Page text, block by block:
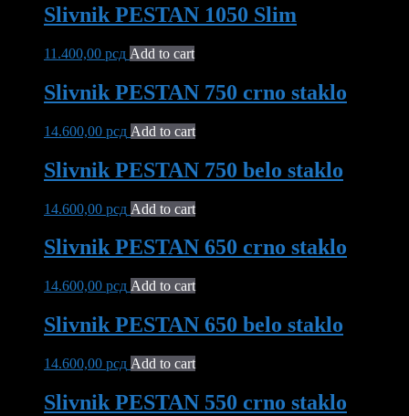
Slivnik PESTAN 1050 Slim
11.400,00 рсд Add to cart
Slivnik PESTAN 750 crno staklo
14.600,00 рсд Add to cart
Slivnik PESTAN 750 belo staklo
14.600,00 рсд Add to cart
Slivnik PESTAN 650 crno staklo
14.600,00 рсд Add to cart
Slivnik PESTAN 650 belo staklo
14.600,00 рсд Add to cart
Slivnik PESTAN 550 crno staklo